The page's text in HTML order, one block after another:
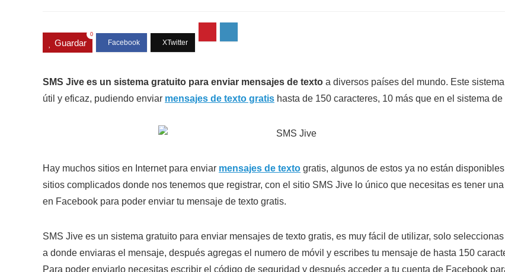
Guardar
0
SMS Jive es un sistema gratuito para enviar mensajes de texto a diversos países del mundo. Este
útil y eficaz, pudiendo enviar mensajes de texto gratis hasta de 150 caracteres, 10 más que en el sistema de
Hay muchos sitios en Internet para enviar mensajes de texto gratis, algunos de estos ya no están
sitios complicados donde nos tenemos que registrar, con el sitio SMS Jive lo único que necesitas es tener
en Facebook para poder enviar tu mensaje de texto gratis.
SMS Jive es un sistema gratuito para enviar mensajes de texto gratis, es muy fácil de utilizar, solo
a donde enviaras el mensaje, después agregas el numero de móvil y escribes tu mensaje de hasta 150
Para poder enviarlo necesitas escribir el código de seguridad y después acceder a tu cuenta de Facebook